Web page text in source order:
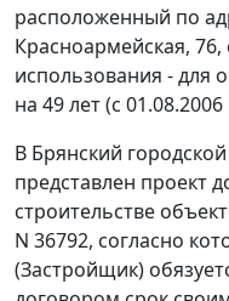
расположенный по
Красноармейская,
использования - для
на 49 лет (с
В Брянский
представлен проект
строительстве
N 36792, согласно
(Застройщик)